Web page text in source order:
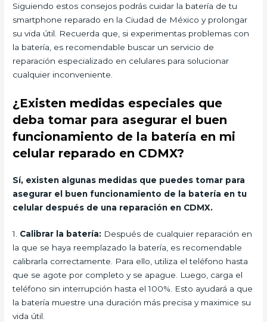
Siguiendo estos consejos podrás cuidar la batería de tu
smartphone reparado en la Ciudad de México y prolongar
su vida útil. Recuerda que, si experimentas problemas con
la batería, es recomendable buscar un servicio de
reparación especializado en celulares para solucionar
cualquier inconveniente.
¿Existen medidas especiales que
deba tomar para asegurar el buen
funcionamiento de la batería en mi
celular reparado en CDMX?
Sí, existen algunas medidas que puedes tomar para
asegurar el buen funcionamiento de la batería en tu
celular después de una reparación en CDMX.
1. Calibrar la batería: Después de cualquier reparación en
la que se haya reemplazado la batería, es recomendable
calibrarla correctamente. Para ello, utiliza el teléfono hasta
que se agote por completo y se apague. Luego, carga el
teléfono sin interrupción hasta el 100%. Esto ayudará a que
la batería muestre una duración más precisa y maximice su
vida útil.